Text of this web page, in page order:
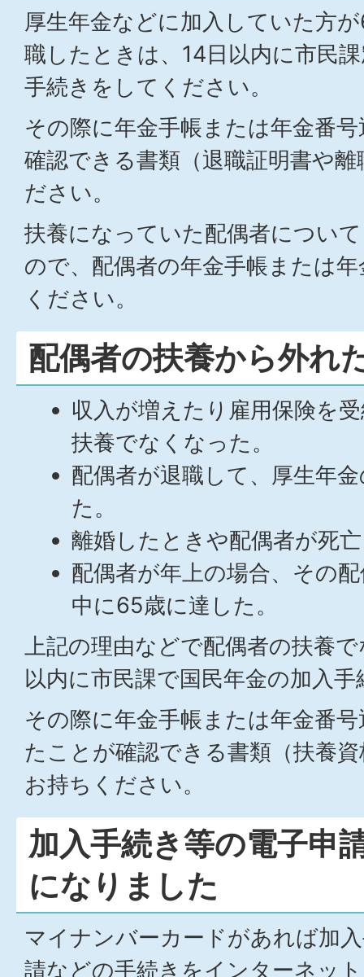
厚生年金などに加入していた方
職したときは、14日以内に市民
手続きをしてください。
その際に年金手帳または年金番
確認できる書類（退職証明書や
ださい。
扶養になっていた配偶者につい
ので、配偶者の年金手帳または
ください。
配偶者の扶養から外れ
収入が増えたり雇用保険を
扶養でなくなった。
配偶者が退職して、厚生年
た。
離婚したときや配偶者が死
配偶者が年上の場合、その
中に65歳に達した。
上記の理由などで配偶者の扶養
以内に市民課で国民年金の加入
その際に年金手帳または年金番
たことが確認できる書類（扶養
お持ちください。
加入手続き等の電子申
になりました
マイナンバーカードがあれば加
請などの手続きをインターネッ